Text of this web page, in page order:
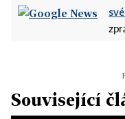
Související